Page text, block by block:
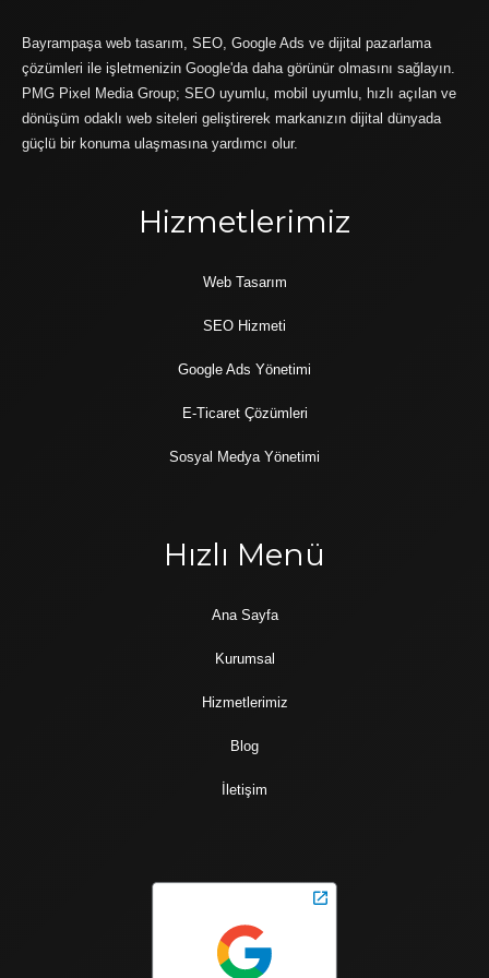
Bayrampaşa web tasarım, SEO, Google Ads ve dijital pazarlama
çözümleri ile işletmenizin Google'da daha görünür olmasını sağlayın.
PMG Pixel Media Group; SEO uyumlu, mobil uyumlu, hızlı açılan ve
dönüşüm odaklı web siteleri geliştirerek markanızın dijital dünyada
güçlü bir konuma ulaşmasına yardımcı olur.
Hizmetlerimiz
Web Tasarım
SEO Hizmeti
Google Ads Yönetimi
E-Ticaret Çözümleri
Sosyal Medya Yönetimi
Hızlı Menü
Ana Sayfa
Kurumsal
Hizmetlerimiz
Blog
İletişim